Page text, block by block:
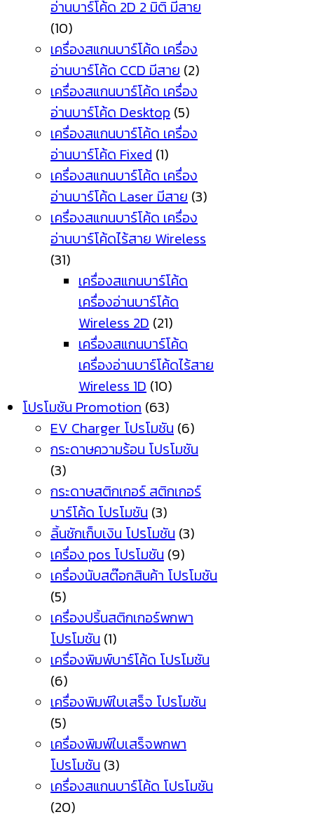
อ่านบาร์โค้ด 2D 2 มิติ มีสาย
(10)
เครื่องสแกนบาร์โค้ด เครื่อง
อ่านบาร์โค้ด CCD มีสาย (2)
เครื่องสแกนบาร์โค้ด เครื่อง
อ่านบาร์โค้ด Desktop (5)
เครื่องสแกนบาร์โค้ด เครื่อง
อ่านบาร์โค้ด Fixed (1)
เครื่องสแกนบาร์โค้ด เครื่อง
อ่านบาร์โค้ด Laser มีสาย (3)
เครื่องสแกนบาร์โค้ด เครื่อง
อ่านบาร์โค้ดไร้สาย Wireless
(31)
เครื่องสแกนบาร์โค้ด
เครื่องอ่านบาร์โค้ด
Wireless 2D (21)
เครื่องสแกนบาร์โค้ด
เครื่องอ่านบาร์โค้ดไร้สาย
Wireless 1D (10)
โปรโมชัน Promotion (63)
EV Charger โปรโมชัน (6)
กระดาษความร้อน โปรโมชัน
(3)
กระดาษสติกเกอร์ สติกเกอร์
บาร์โค้ด โปรโมชัน (3)
ลิ้นชักเก็บเงิน โปรโมชัน (3)
เครื่อง pos โปรโมชัน (9)
เครื่องนับสต๊อกสินค้า โปรโมชัน
(5)
เครื่องปริ้นสติกเกอร์พกพา
โปรโมชัน (1)
เครื่องพิมพ์บาร์โค้ด โปรโมชัน
(6)
เครื่องพิมพ์ใบเสร็จ โปรโมชัน
(5)
เครื่องพิมพ์ใบเสร็จพกพา
โปรโมชัน (3)
เครื่องสแกนบาร์โค้ด โปรโมชัน
(20)